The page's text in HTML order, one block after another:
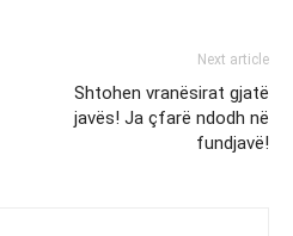
Next article
Shtohen vranësirat gjatë
javës! Ja çfarë ndodh në
fundjavë!